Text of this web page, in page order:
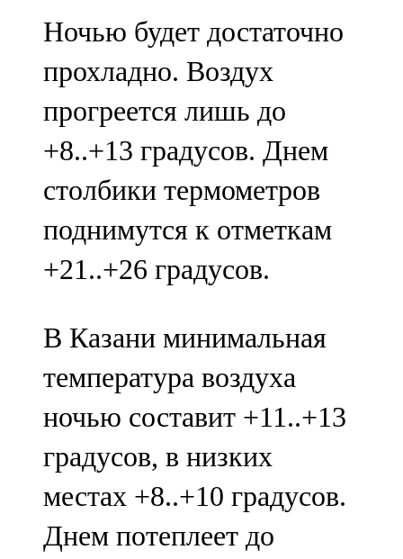
107,7 FM
Чистай
103,0 FM
Чүпрәле
91,0 FM
Шәмәрдән
102,3 FM
107,0 FM
Яр Чаллы
105,5 FM
Ночью будет достаточно
прохладно. Воздух
прогреется лишь до
+8..+13 градусов. Днем
столбики термометров
поднимутся к отметкам
+21..+26 градусов.
В Казани минимальная
температура воздуха
ночью составит +11..+13
градусов, в низких
местах +8..+10 градусов.
Днем потеплеет до